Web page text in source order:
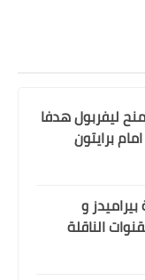
ليفربول هدفا
برايتون
و
الناقلة